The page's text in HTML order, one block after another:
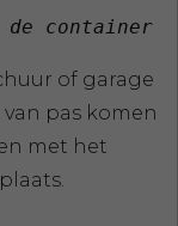
container
of garage
pas komen
met het